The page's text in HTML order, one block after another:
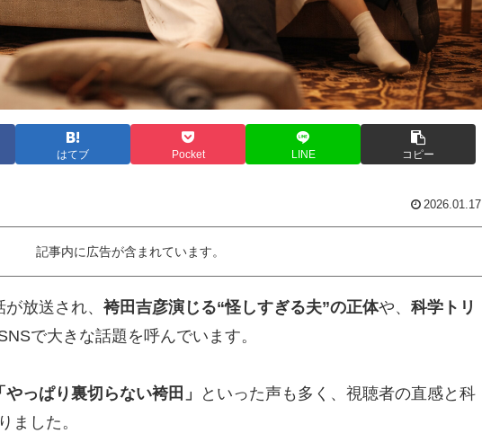
はてブ Pocket LINE コピー
2026.01.17
記事内に広告が含まれています。
放送され、 袴田吉彦演じる“怪しすぎる夫”の正体や、 科学トリ
で大きな話題を呼んでいます。
っぱり裏切らない袴田」
といった声も多く、視聴者の直感と科
ました。